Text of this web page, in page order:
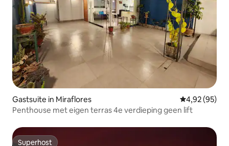
Gastsuite in Miraflores Gemiddelde
4,92 (95)
Penthouse met eigen terras 4e verdieping geen lift
Superhost